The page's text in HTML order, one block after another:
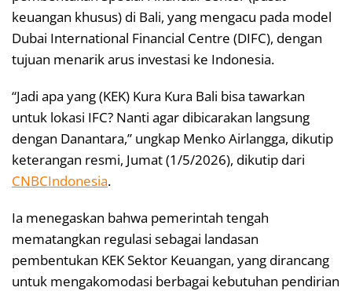
keuangan khusus) di Bali, yang mengacu pada model
Dubai International Financial Centre (DIFC), dengan
tujuan menarik arus investasi ke Indonesia.
“Jadi apa yang (KEK) Kura Kura Bali bisa tawarkan
untuk lokasi IFC? Nanti agar dibicarakan langsung
dengan Danantara,” ungkap Menko Airlangga, dikutip
keterangan resmi, Jumat (1/5/2026), dikutip dari
CNBCIndonesia.
Ia menegaskan bahwa pemerintah tengah
mematangkan regulasi sebagai landasan
pembentukan KEK Sektor Keuangan, yang dirancang
untuk mengakomodasi berbagai kebutuhan pendirian